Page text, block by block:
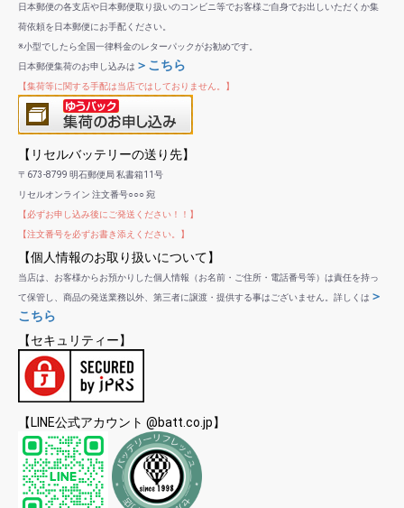
日本郵便の各支店や日本郵便取り扱いのコンビニ等でお客様ご自身でお出しいただくか集
荷依頼を日本郵便にお手配ください。
※小型でしたら全国一律料金のレターパックがお勧めです。
日本郵便集荷のお申し込みは ＞こちら
【集荷等に関する手配は当店ではしておりません。】
【リセルバッテリーの送り先】
〒673-8799 明石郵便局 私書箱11号
リセルオンライン 注文番号○○○ 宛
【必ずお申し込み後にご発送ください！！】
【注文番号を必ずお書き添えください。】
【個人情報のお取り扱いについて】
当店は、お客様からお預かりした個人情報（お名前・ご住所・電話番号等）は責任を持っ
て保管し、商品の発送業務以外、第三者に譲渡・提供する事はございません。詳しくは ＞
こちら
【セキュリティー】
【LINE公式アカウント @batt.co.jp】